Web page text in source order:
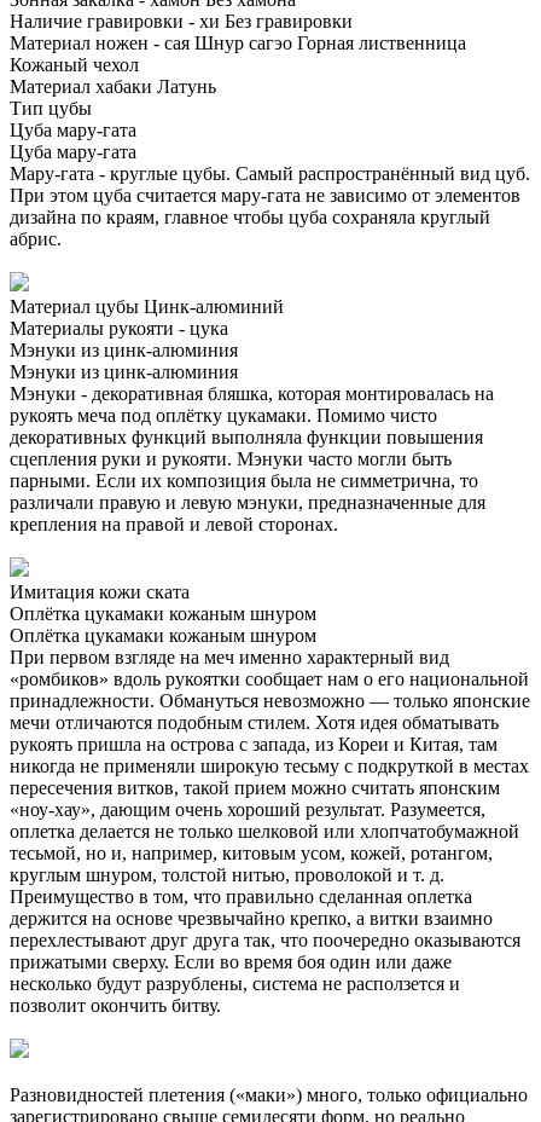
Наличие гравировки - хи Без гравировки
Материал ножен - сая Шнур сагэо Горная лиственница
Кожаный чехол
Материал хабаки Латунь
Тип цубы
Цуба мару-гата
Цуба мару-гата
Мару-гата - круглые цубы. Самый распространённый вид цуб.
При этом цуба считается мару-гата не зависимо от элементов
дизайна по краям, главное чтобы цуба сохраняла круглый
абрис.
Материал цубы Цинк-алюминий
Материалы рукояти - цука
Мэнуки из цинк-алюминия
Мэнуки из цинк-алюминия
Мэнуки - декоративная бляшка, которая монтировалась на
рукоять меча под оплётку цукамаки. Помимо чисто
декоративных функций выполняла функции повышения
сцепления руки и рукояти. Мэнуки часто могли быть
парными. Если их композиция была не симметрична, то
различали правую и левую мэнуки, предназначенные для
крепления на правой и левой сторонах.
Имитация кожи ската
Оплётка цукамаки кожаным шнуром
Оплётка цукамаки кожаным шнуром
При первом взгляде на меч именно характерный вид
«ромбиков» вдоль рукоятки сообщает нам о его национальной
принадлежности. Обмануться невозможно — только японские
мечи отличаются подобным стилем. Хотя идея обматывать
рукоять пришла на острова с запада, из Кореи и Китая, там
никогда не применяли широкую тесьму с подкруткой в местах
пересечения витков, такой прием можно считать японским
«ноу-хау», дающим очень хороший результат. Разумеется,
оплетка делается не только шелковой или хлопчатобумажной
тесьмой, но и, например, китовым усом, кожей, ротангом,
круглым шнуром, толстой нитью, проволокой и т. д.
Преимущество в том, что правильно сделанная оплетка
держится на основе чрезвычайно крепко, а витки взаимно
перехлестывают друг друга так, что поочередно оказываются
прижатыми сверху. Если во время боя один или даже
несколько будут разрублены, система не расползется и
позволит окончить битву.
Разновидностей плетения («маки») много, только официально
зарегистрировано свыше семидесяти форм, но реально